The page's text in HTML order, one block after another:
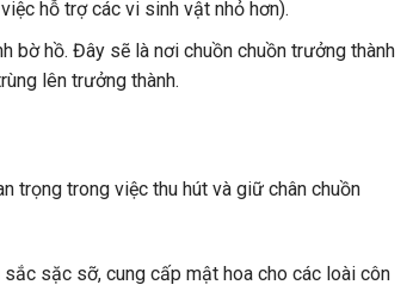
hỗ trợ các vi sinh vật nhỏ hơn).
bờ hồ. Đây sẽ là nơi chuồn chuồn trưởng thành
lên trưởng thành.
trọng trong việc thu hút và giữ chân chuồn
sặc sỡ, cung cấp mật hoa cho các loài côn